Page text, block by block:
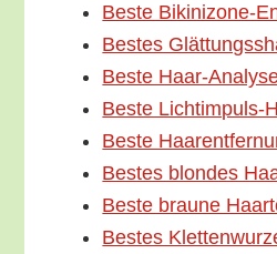
Bes­te Bikinizone-
Bes­tes
Bes­te Haar-
Bes­te Lichtimpuls-
Bes­te
Bes­tes blon­des
Bes­te brau­ne
Bes­tes